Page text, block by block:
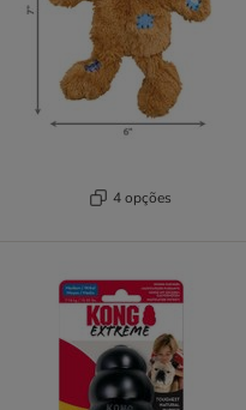
4 opções